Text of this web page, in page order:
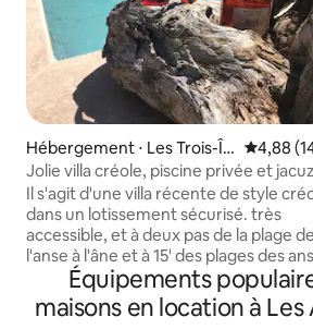
Hébergement ⋅ Les Trois-Île
ts
4,88
Jolie villa créole, piscine privée et
Il s'agit d'une villa récente de style
dans un lotissement sécurisé. très
accessible, et à deux pas de la plage de
l'anse à l'âne et à 15' des plages des
d'Arlets et de l'anse Mitan. À 2’ des
commerces ( dont supérette), station
service, distributeur de billets ,
Équipements
maisons en location à